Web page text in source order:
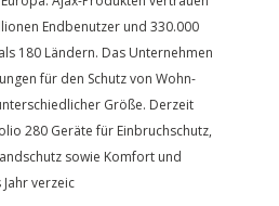
Endbenutzer und 330.000
180 Ländern. Das Unternehmen
für den Schutz von Wohn-
Größe. Derzeit
280 Geräte für Einbruchschutz,
sowie Komfort und
verzeic